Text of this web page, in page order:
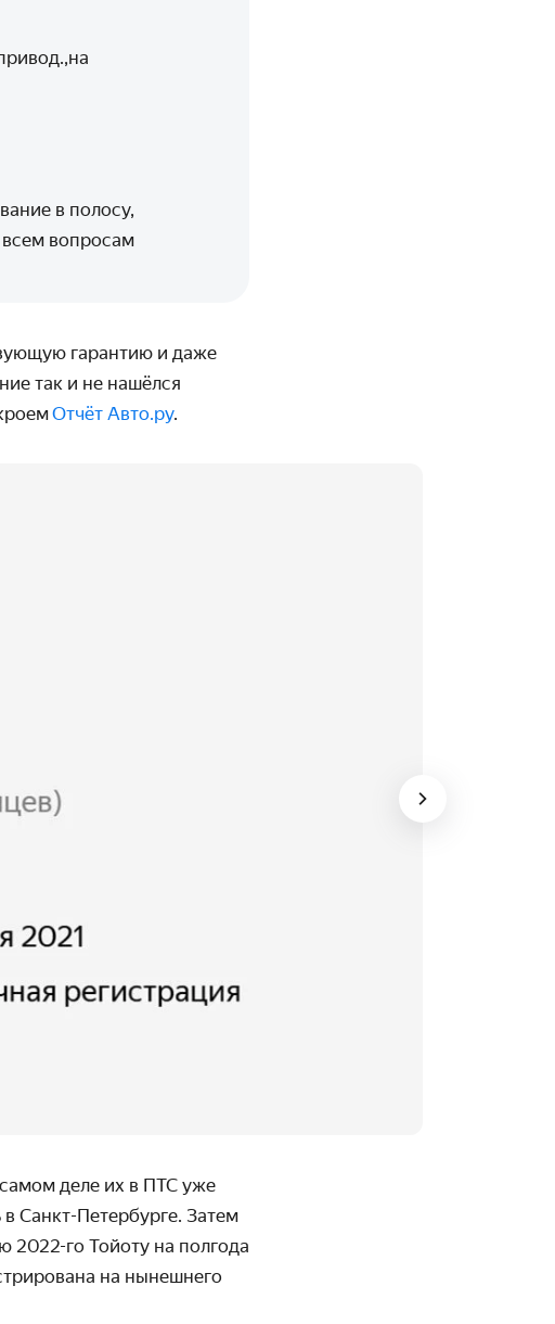
в полосу,
всем вопросам
гарантию и даже
так и не нашёлся
Отчёт Авто.ру.
самом деле их в ПТС уже
Санкт-Петербурге. Затем
2022-го Тойоту на полгода
на нынешнего